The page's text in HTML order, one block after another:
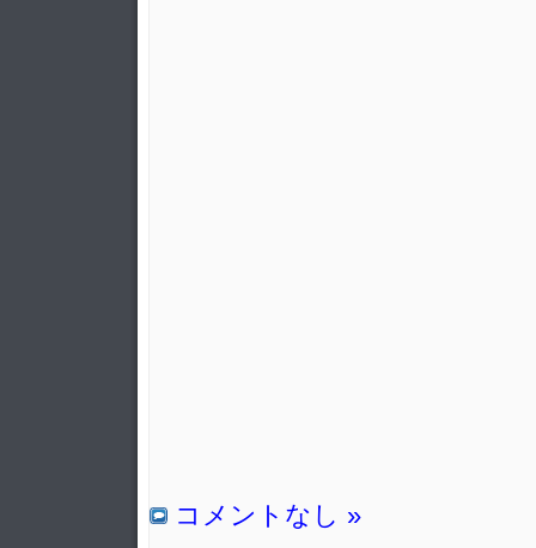
コメントなし »